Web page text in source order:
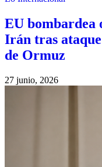
EU bombardea
Irán tras
de Ormuz
27 junio, 2026